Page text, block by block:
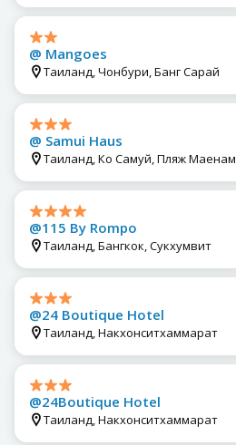
@ Mangoes
Таиланд, Чонбури, Банг Сарай
@ Samui Haus
Таиланд, Ко Самуй, Пляж Маенам
@115 By Rompo
Таиланд, Бангкок, Сукхумвит
@24 Boutique Hotel
Таиланд, Накхонситхаммарат
@24Boutique Hotel
Таиланд, Накхонситхаммарат